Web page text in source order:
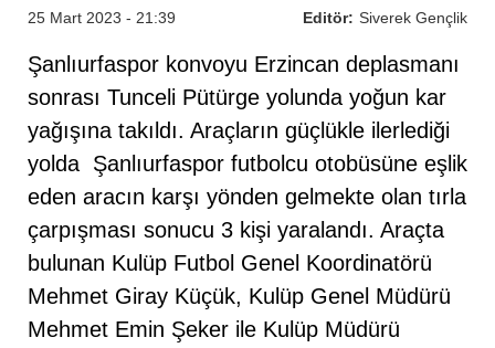
Editör: Siverek Gençlik
25 Mart 2023 - 21:39
Şanlıurfaspor konvoyu Erzincan deplasmanı
sonrası Tunceli Pütürge yolunda yoğun kar
yağışına takıldı. Araçların güçlükle ilerlediği
yolda Şanlıurfaspor futbolcu otobüsüne eşlik
eden aracın karşı yönden gelmekte olan tırla
çarpışması sonucu 3 kişi yaralandı. Araçta
bulunan Kulüp Futbol Genel Koordinatörü
Mehmet Giray Küçük, Kulüp Genel Müdürü
Mehmet Emin Şeker ile Kulüp Müdürü